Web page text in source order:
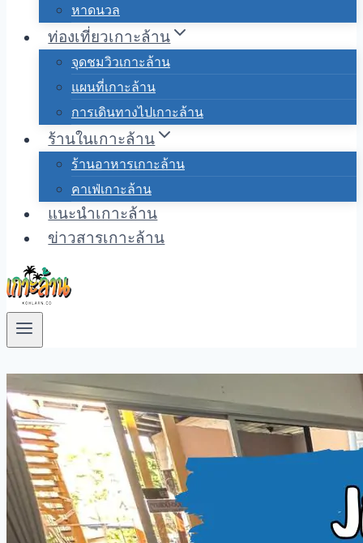
หาดนวล
ท่องเที่ยวเกาะล้าน
จุดชมวิวเกาะล้าน
แผนที่เกาะล้าน
การเดินทางไปเกาะล้าน
ร้านในเกาะล้าน
ร้านอาหารเกาะล้าน
คาเฟ่เกาะล้าน
แนะนำเกาะล้าน
ข่าวสารเกาะล้าน